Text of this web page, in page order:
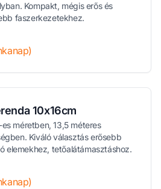
Kompakt, mégis erős és
faszerkezetekhez.
10x16cm
méretben, 13,5 méteres
Kiváló választás erősebb
elemekhez, tetőalátámasztáshoz.